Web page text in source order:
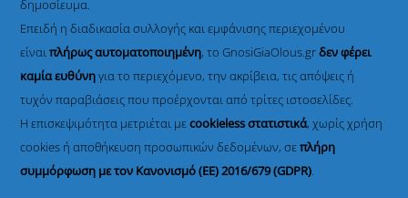
δημοσίευμα.
Επειδή η διαδικασία συλλογής και εμφάνισης περιεχομένου
είναιπλήρως αυτοματοποιημένη, το GnosiGiaOlous.grδεν φέρει
καμία ευθύνηγια το περιεχόμενο, την ακρίβεια, τις απόψεις ή
τυχόν παραβιάσεις που προέρχονται από τρίτες ιστοσελίδες.
Η επισκεψιμότητα μετριέται μεcookieless στατιστικά, χωρίς χρήση
cookies ή αποθήκευση προσωπικών δεδομένων, σεπλήρη
συμμόρφωση με τον Κανονισμό (ΕΕ) 2016/679 (GDPR).